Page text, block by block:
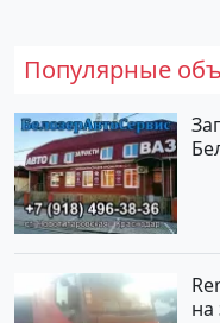
Популярные
на